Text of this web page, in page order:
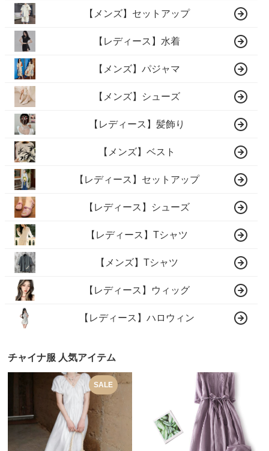
【メンズ】セットアップ
【レディース】水着
【メンズ】パジャマ
【メンズ】シューズ
【レディース】髪飾り
【メンズ】ベスト
【レディース】セットアップ
【レディース】シューズ
【レディース】Tシャツ
【メンズ】Tシャツ
【レディース】ウィッグ
【レディース】ハロウィン
チャイナ服 人気アイテム
SALE